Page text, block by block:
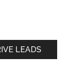
LEADS